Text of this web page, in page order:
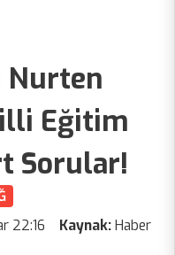
Eğitim
Sorular!
22:16 Kaynak: Haber